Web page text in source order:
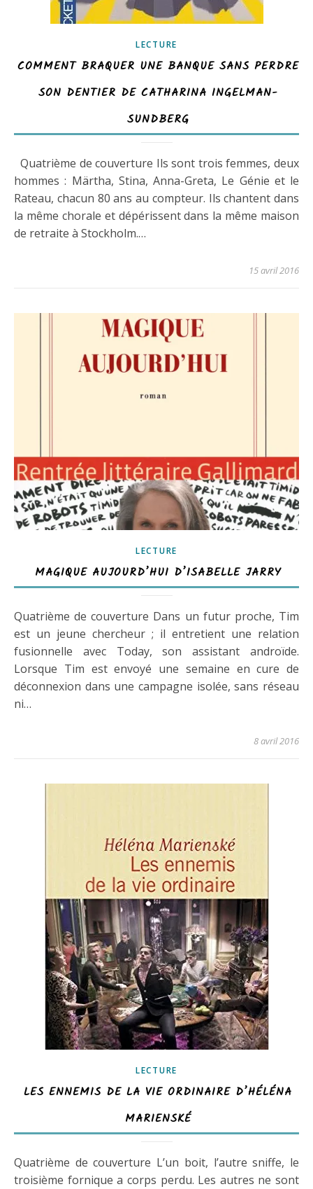
LECTURE
COMMENT BRAQUER UNE BANQUE SANS PERDRE
SON DENTIER DE CATHARINA INGELMAN-
SUNDBERG
Quatrième de couverture Ils sont trois femmes, deux
hommes : Märtha, Stina, Anna-Greta, Le Génie et le
Rateau, chacun 80 ans au compteur. Ils chantent dans
la même chorale et dépérissent dans la même maison
de retraite à Stockholm.…
15 avril 2016
LECTURE
MAGIQUE AUJOURD’HUI D’ISABELLE JARRY
Quatrième de couverture Dans un futur proche, Tim
est un jeune chercheur ; il entretient une relation
fusionnelle avec Today, son assistant androïde.
Lorsque Tim est envoyé une semaine en cure de
déconnexion dans une campagne isolée, sans réseau
ni…
8 avril 2016
LECTURE
LES ENNEMIS DE LA VIE ORDINAIRE D’HÉLÉNA
MARIENSKÉ
Quatrième de couverture L’un boit, l’autre sniffe, le
troisième fornique a corps perdu. Les autres ne sont